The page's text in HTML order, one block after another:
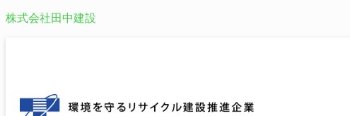
株式会社田中建設